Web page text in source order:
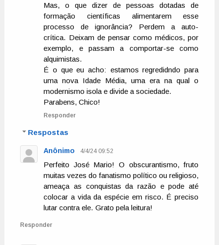
Mas, o que dizer de pessoas dotadas de
formação científicas alimentarem esse
processo de ignorância? Perdem a auto-
crítica. Deixam de pensar como médicos, por
exemplo, e passam a comportar-se como
alquimistas.
É o que eu acho: estamos regredidndo para
uma nova Idade Média, uma era na qual o
modernismo isola e divide a sociedade.
Parabens, Chico!
Responder
Respostas
Anônimo 4/4/24 09:52
Perfeito José Mario! O obscurantismo, fruto
muitas vezes do fanatismo político ou religioso,
ameaça as conquistas da razão e pode até
colocar a vida da espécie em risco. É preciso
lutar contra ele. Grato pela leitura!
Responder